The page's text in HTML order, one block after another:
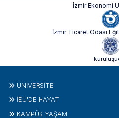
İzmir Ekonomi
İzmir Ticaret Odası
ÜNIVERSITE
İEÜ'DE HAYAT
KAMPÜS YAŞAM